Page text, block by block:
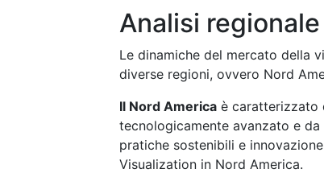
Analisi regionale
Le dinamiche del mercato della
diverse regioni, ovvero Nord
Il Nord America è caratterizzato
tecnologicamente avanzato e
pratiche sostenibili e
Visualization in Nord America.